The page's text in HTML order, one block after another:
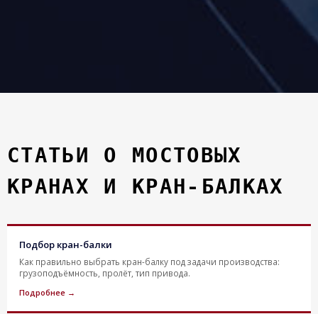
СТАТЬИ О МОСТОВЫХ
КРАНАХ И КРАН-БАЛКАХ
Подбор кран-балки
Как правильно выбрать кран-балку под задачи производства:
грузоподъёмность, пролёт, тип привода.
Подробнее →